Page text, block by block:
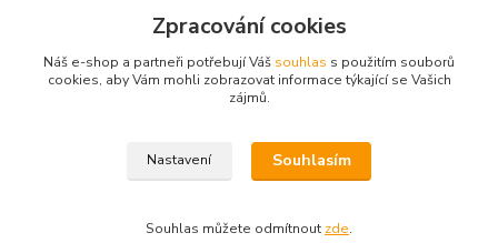
DŘEVOPRODUKT BEDNAŘÍK s.r.o.
+420 739 454 600
(Po-Pá, 7-15 hod.)
Zpracování cookies
Náš e-shop a partneři potřebují Váš souhlas s použitím souborů
cookies, aby Vám mohli zobrazovat informace týkající se Vašich
zájmů.
Nastavení Souhlasím
Souhlas můžete odmítnout zde.